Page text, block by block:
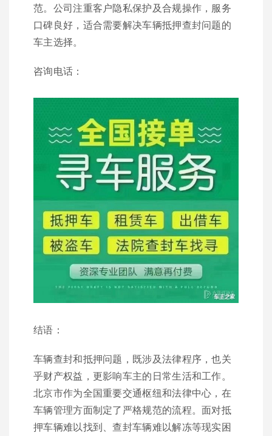
范。公司注重客户隐私保护及合规操作，服务
口碑良好，适合需要解决车辆抵押查封问题的
车主选择。
咨询电话：
结语：
车辆查封和抵押问题，既涉及法律程序，也关
乎财产权益，更影响车主的日常生活和工作。
北京市作为全国重要交通枢纽和法律中心，在
车辆管理方面制定了严格规范的流程。面对抵
押车辆难以找到、查封车辆难以解冻等现实困